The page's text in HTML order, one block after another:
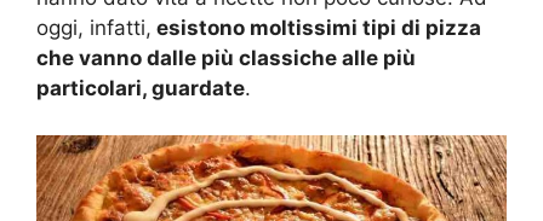
oggi, infatti, esistono moltissimi tipi di pizza
che vanno dalle più classiche alle più
particolari, guardate.